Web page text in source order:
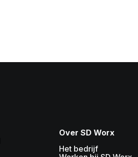
Over SD Worx
Het bedrijf